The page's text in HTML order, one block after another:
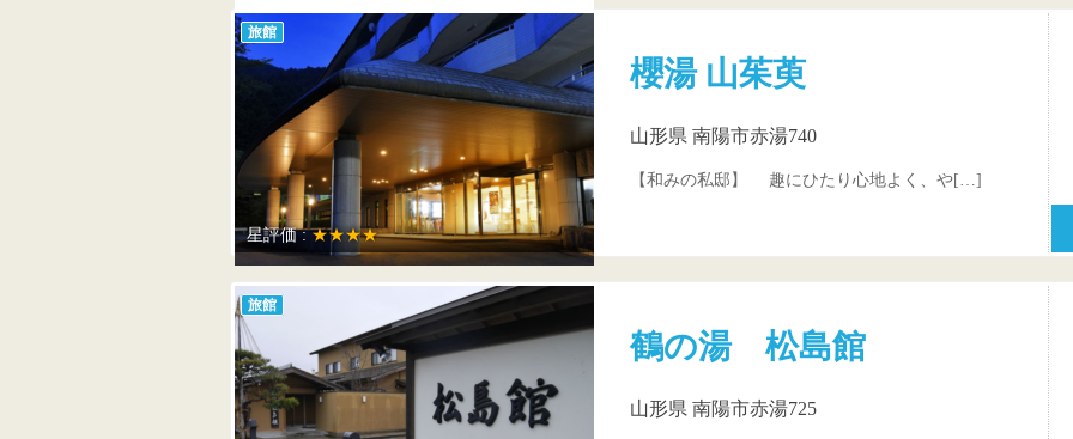
旅館
星評価 :★★★★
櫻湯 山茱萸
山形県 南陽市赤湯740
【和みの私邸】 趣にひたり心地よく、や[…]
旅館
鶴の湯 松島館
山形県 南陽市赤湯725